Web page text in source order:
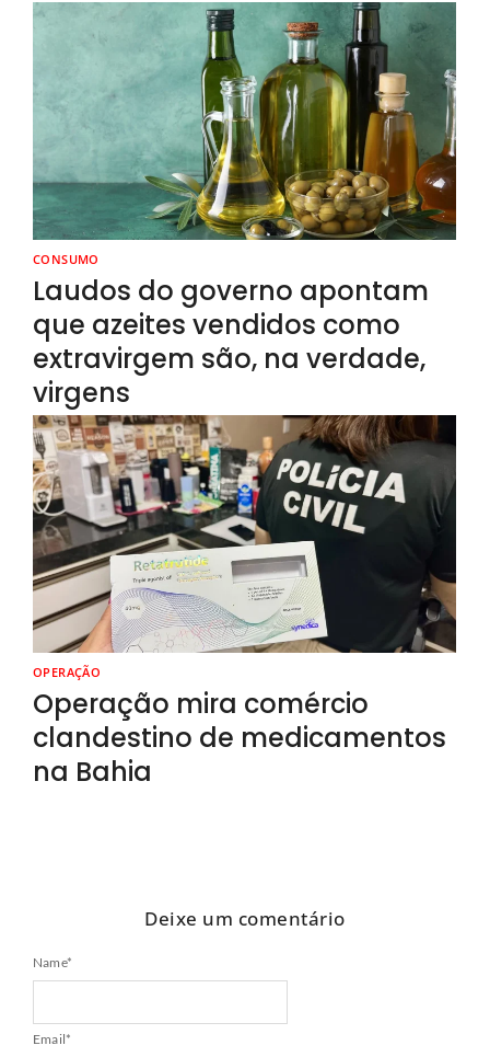
CONSUMO
Laudos do governo apontam
que azeites vendidos como
extravirgem são, na verdade,
virgens
OPERAÇÃO
Operação mira comércio
clandestino de medicamentos
na Bahia
Deixe um comentário
Name*
Email*